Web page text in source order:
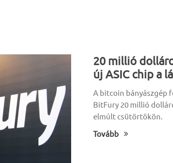
20 millió
új ASIC chip a
A bitcoin bányászgép
BitFury 20 millió
elmúlt csütörtökön.
Tovább